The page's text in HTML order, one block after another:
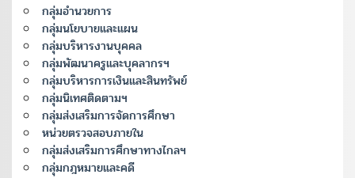
กลุ่มอำนวยการ
กลุ่มนโยบายและแผน
กลุ่มบริหารงานบุคคล
กลุ่มพัฒนาครูและบุคลากรฯ
กลุ่มบริหารการเงินและสินทรัพย์
กลุ่มนิเทศติดตามฯ
กลุ่มส่งเสริมการจัดการศึกษา
หน่วยตรวจสอบภายใน
กลุ่มส่งเสริมการศึกษาทางไกลฯ
กลุ่มกฎหมายและคดี